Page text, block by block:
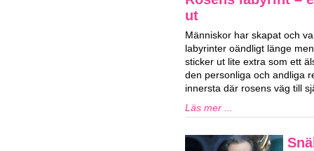
ut
Människor har skapat och
labyrinter oändligt länge
sticker ut lite extra som ett
den personliga och andliga
innersta där rosens väg till
Läs mer ...